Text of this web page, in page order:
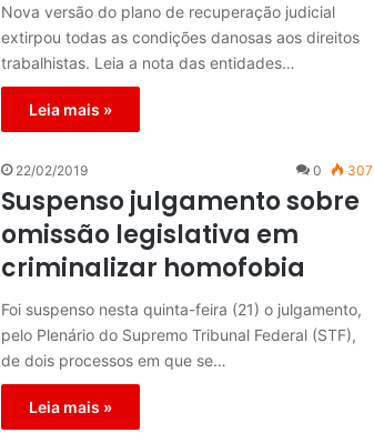
Nova versão do plano de recuperação judicial
extirpou todas as condições danosas aos direitos
trabalhistas. Leia a nota das entidades…
Leia mais »
22/02/2019 0 307
Suspenso julgamento sobre
omissão legislativa em
criminalizar homofobia
Foi suspenso nesta quinta-feira (21) o julgamento,
pelo Plenário do Supremo Tribunal Federal (STF),
de dois processos em que se…
Leia mais »